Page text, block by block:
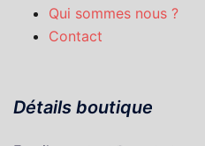
Qui sommes nous ?
Contact
Détails boutique